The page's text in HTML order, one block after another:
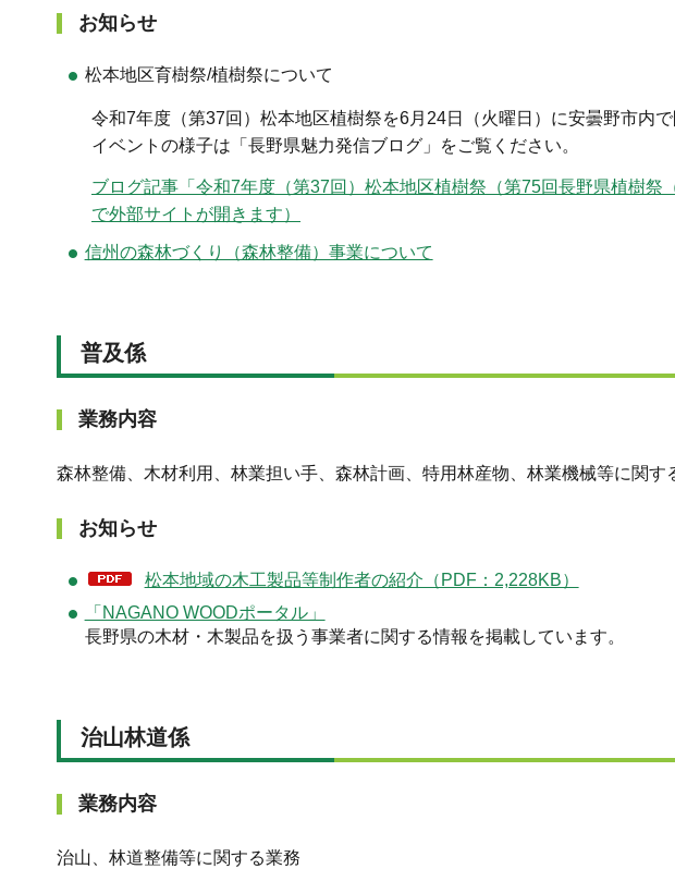
お知らせ
松本地区育樹祭/植樹祭について
令和7年度（第37回）松本地区植樹祭を6月24日（火曜日）に安曇野市内で
イベントの様子は「長野県魅力発信ブログ」をご覧ください。
ブログ記事「令和7年度（第37回）松本地区植樹祭（第75回長野県植樹
で外部サイトが開きます）
信州の森林づくり（森林整備）事業について
普及係
業務内容
森林整備、木材利用、林業担い手、森林計画、特用林産物、林業機械等に関す
お知らせ
松本地域の木工製品等制作者の紹介（PDF：2,228KB）
「NAGANO WOODポータル」
長野県の木材・木製品を扱う事業者に関する情報を掲載しています。
治山林道係
業務内容
治山、林道整備等に関する業務